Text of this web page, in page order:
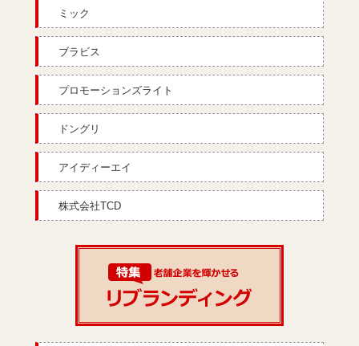
ミック
ブラビス
プロモーションズライト
ドングリ
アイディーエイ
株式会社TCD